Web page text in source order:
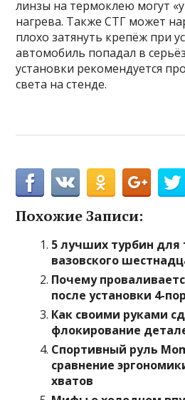
линзы на термоклею могут
нагрева. Также СТГ может
плохо затянуть крепёж при
автомобиль попадал в
установки рекомендуется
света на стенде.
Похожие Записи:
5 лучших турбин для
вазовского
Почему
после установки 4-
Как своими руками
флокирование
Спортивный руль
сравнение
хватов